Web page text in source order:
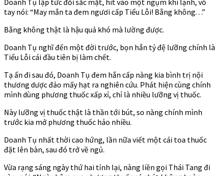
tay nói: “May mắn ta đem ngươi cấp Tiểu Lỗi! Bằng không. . .”
Bằng không thật là hậu quả khó mà lường được.
Doanh Tụ nghĩ đến một đời trước, bọn hắn tỷ đệ lưỡng chính là
Tiểu Lỗi cái đầu tiên bị làm chết.
Tạ ẩn đi sau đó, Doanh Tụ đem hắn cấp nàng kia bình trị nội
thương dược đảo mấy hạt ra nghiên cứu. Phát hiện cùng chính
mình dùng phương thuốc xấp xỉ, chỉ là nhiều lưỡng vị thuốc.
Này lưỡng vị thuốc thật là thần tới bút, so nàng chính mình
trước kia mở phương thuốc hảo nhiều.
Doanh Tụ nhất thời cao hứng, lần nữa viết một cái toa thuốc
đặt lên bàn, sau đó trở về ngủ.
Vừa rạng sáng ngày thứ hai tỉnh lại, nàng liền gọi Thái Tang đi